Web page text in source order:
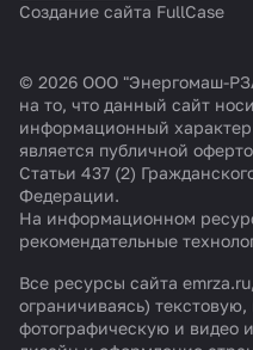
Создание сайта FullCase
© 2026 ООО "Энергомаш-
на то, что данный сайт
информационный
является публичной
Статьи 437 (2)
Федерации.
На информационном
рекомендательные
Все ресурсы сайта
ограничиваясь)
фотографическую и видео